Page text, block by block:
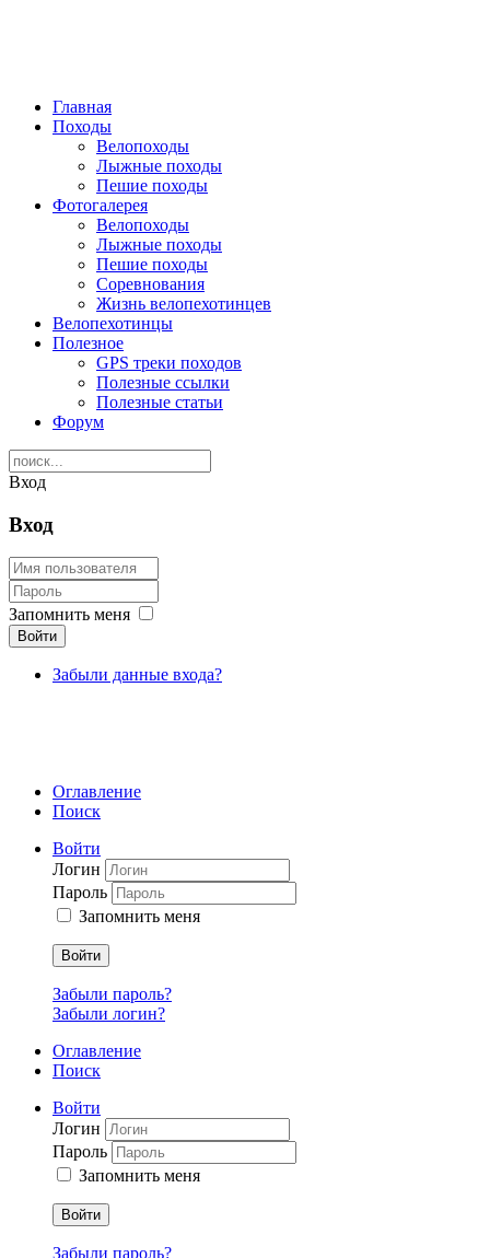
Главная
Походы
Велопоходы
Лыжные походы
Пешие походы
Фотогалерея
Велопоходы
Лыжные походы
Пешие походы
Соревнования
Жизнь велопехотинцев
Велопехотинцы
Полезное
GPS треки походов
Полезные ссылки
Полезные статьи
Форум
Вход
Вход
Запомнить меня
Войти
Забыли данные входа?
Оглавление
Поиск
Войти
Логин
Пароль
Запомнить меня
Войти
Забыли пароль?
Забыли логин?
Оглавление
Поиск
Войти
Логин
Пароль
Запомнить меня
Войти
Забыли пароль?